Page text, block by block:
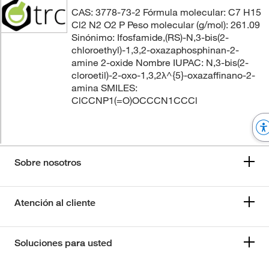
CAS: 3778-73-2 Fórmula molecular: C7 H15
Cl2 N2 O2 P Peso molecular (g/mol): 261.09
Sinónimo: Ifosfamide,(RS)-N,3-bis(2-
chloroethyl)-1,3,2-oxazaphosphinan-2-
amine 2-oxide Nombre IUPAC: N,3-bis(2-
cloroetil)-2-oxo-1,3,2λ^{5}-oxazaffinano-2-
amina SMILES:
ClCCNP1(=O)OCCCN1CCCl
Sobre nosotros
Atención al cliente
Soluciones para usted